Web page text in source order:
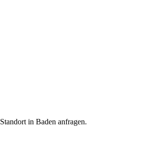
in Baden anfragen.